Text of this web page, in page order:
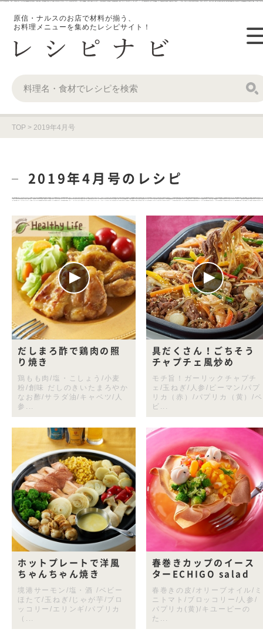
原信・ナルスのお店で材料が揃う、
お料理メニューを集めたレシピサイト！
TOP > 2019年4月号
2019年4月号のレシピ
だしまろ酢で鶏肉の照
り焼き
鶏もも肉/塩・こしょう/小麦
粉/創味 だしのきいたまろやか
なお酢/サラダ油/キャベツ/人
参...
具だくさん！ごちそう
チャプチェ風炒め
モチ旨！ガーリックチャプチ
ェ/玉ねぎ/人参/ピーマン/パプ
リカ（赤）/パプリカ（黄）/ベ
ビ...
ホットプレートで洋風
ちゃんちゃん焼き
境港サーモン/塩・酒 /ベビー
ほたて/玉ねぎ/じゃが芋/ブロ
ッコリー/エリンギ/パプリカ
（...
春巻きカップのイース
ターECHIGO salad
春巻きの皮/オリーブオイル/ミ
ニトマト/ブロッコリー/人参/
パプリカ(黄)/キユーピーの
た...